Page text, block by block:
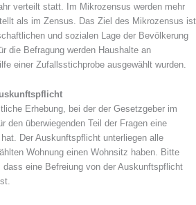
verteilt statt. Im Mikrozensus werden mehr
als im Zensus. Das Ziel des Mikrozensus ist
und sozialen Lage der Bevölkerung
die Befragung werden Haushalte an
einer Zufallsstichprobe ausgewählt wurden.
Erhebung, bei der der Gesetzgeber im
den überwiegenden Teil der Fragen eine
Der Auskunftspflicht unterliegen alle
Wohnung einen Wohnsitz haben. Bitte
dass eine Befreiung von der Auskunftspflicht